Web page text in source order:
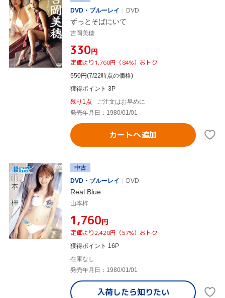
DVD・ブルーレイ
DVD
ずっとそばにいて
吉岡美穂
¥330円
定価より1,760円（84%）おトク
550円(7/22時点の価格)
獲得ポイント 3P
残り1点
ご注文はお早めに
発売年月日：1980/01/01
カートへ追加
中古
DVD・ブルーレイ
DVD
Real Blue
山本梓
¥1,760円
定価より2,420円（57%）おトク
獲得ポイント 16P
在庫なし
発売年月日：1980/01/01
入荷したら知りたい